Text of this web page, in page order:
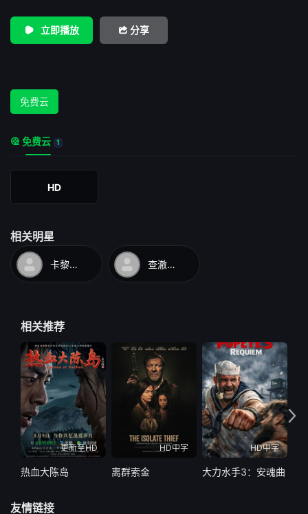
合，他们一起经历了一系列的奇遇，共同为学校赢得了足球比赛的
荣誉。在这个过程中，他们更加明白了内心的真实感受，也无意中
立即播放 分享
免费云
免费云 1
HD
相关明星
卡黎莎·素帕琳格特 查澈威·德查拉朋
相关推荐
更新至HD
热血大陈岛
HD中字
离群索金
HD中字
大力水手3：安魂曲
友情链接